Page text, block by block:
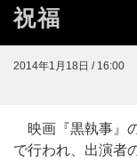
祝福
2014年1月18日 / 16:00
映画『黒執事』
で行われ、出演者